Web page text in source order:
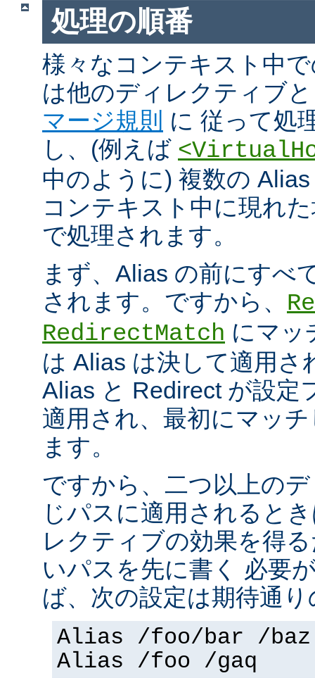
処理の順番
様々なコンテキスト中
は他のディレクティブ
マージ規則 に 従って処
し、(例えば
中のように) 複数の
コンテキスト中に現れ
で処理されます。
まず、Alias の前にすべ
されます。ですから、
RedirectMatch にマッ
は Alias は決して適用さ
Alias と Redirect が設定
適用され、最初にマッ
ます。
ですから、二つ以上の
じパスに適用されると
レクティブの効果を得
いパスを先に書く 必要
ば、次の設定は期待通
Alias /foo/bar /baz
Alias /foo /gaq